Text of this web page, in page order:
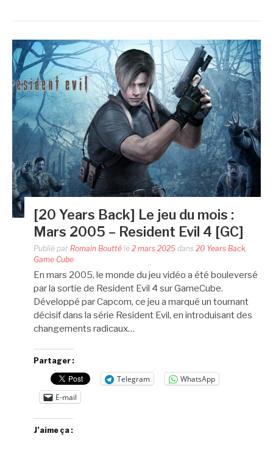
[20 Years Back] Le jeu du mois :
Mars 2005 – Resident Evil 4 [GC]
Publié par Romain Boutté le 2 mars 2025 dans 20 Years Back
Game Cube
En mars 2005, le monde du jeu vidéo a été bouleversé
par la sortie de Resident Evil 4 sur GameCube.
Développé par Capcom, ce jeu a marqué un tournant
décisif dans la série Resident Evil, en introduisant des
changements radicaux…
Partager :
Telegram
WhatsApp
E-mail
J’aime ça :